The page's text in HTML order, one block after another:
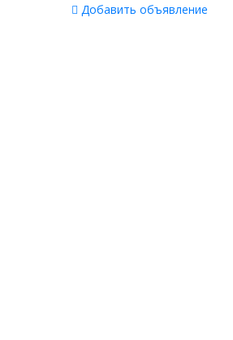
Добавить объявление